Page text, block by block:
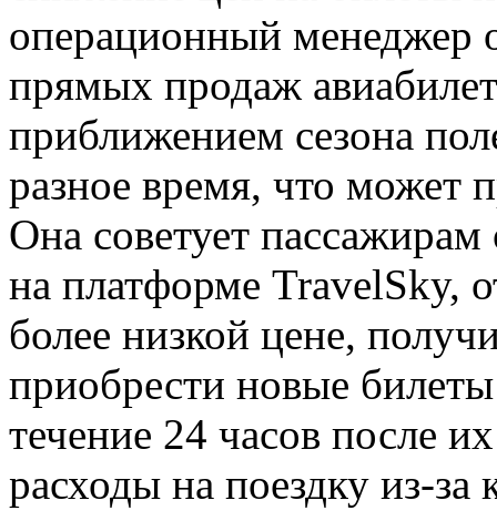
операционный менеджер
прямых продаж
приближением сезона
разное время, что может
Она советует
на платформе TravelSky,
более низкой цене,
приобрести новые
течение 24 часов после
расходы на поездку из-за